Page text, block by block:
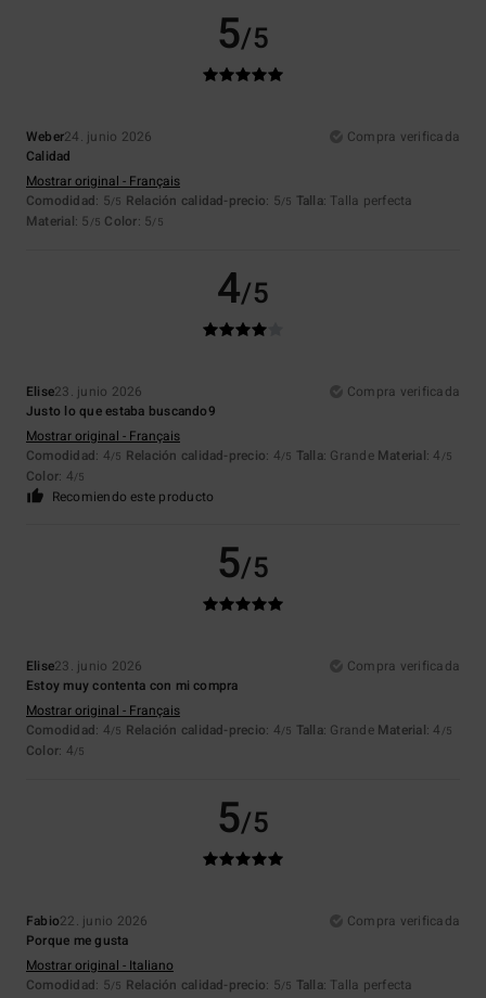
5/5
Weber24. junio 2026
Compra verificada
Calidad
Mostrar original - Français
Comodidad: 5/5 Relación calidad-precio: 5/5 Talla: Talla perfecta
Material: 5 /5 Color: 5/5
4/5
Elise23. junio 2026
Compra verificada
Justo lo que estaba buscando9
Mostrar original - Français
Comodidad: 4/5 Relación calidad-precio: 4/5 Talla: Grande Material: 4 /5
Color: 4/5
Recomiendo este producto
5/5
Elise23. junio 2026
Compra verificada
Estoy muy contenta con mi compra
Mostrar original - Français
Comodidad: 4/5 Relación calidad-precio: 4/5 Talla: Grande Material: 4 /5
Color: 4/5
5/5
Fabio22. junio 2026
Compra verificada
Porque me gusta
Mostrar original - Italiano
Comodidad: 5/5 Relación calidad-precio: 5/5 Talla: Talla perfecta